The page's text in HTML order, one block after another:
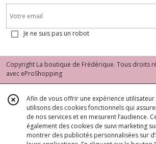
Je ne suis pas un robot
Copyright La boutique de Frédérique. Tous droits
avec eProShopping
Afin de vous offrir une expérience
utilisons des cookies fonctionnels qui
de nos services et en mesurent l’audience.
également des cookies de suivi marketing
montrer des publicités personnalisées sur